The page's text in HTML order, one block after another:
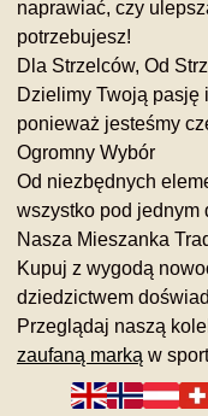
naprawiać, czy
potrzebujesz!
Dla Strzelców, Od
Dzielimy Twoją pasję
ponieważ jesteśmy
Ogromny Wybór
Od niezbędnych
wszystko pod jednym
Nasza Mieszanka
Kupuj z wygodą
dziedzictwem
Przeglądaj naszą
zaufaną marką w